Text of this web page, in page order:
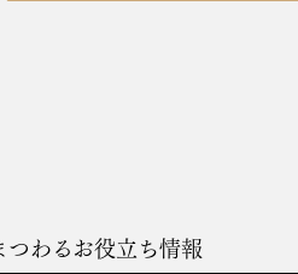
つわるお役立ち情報